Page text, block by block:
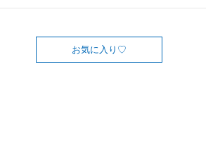
お気に入り